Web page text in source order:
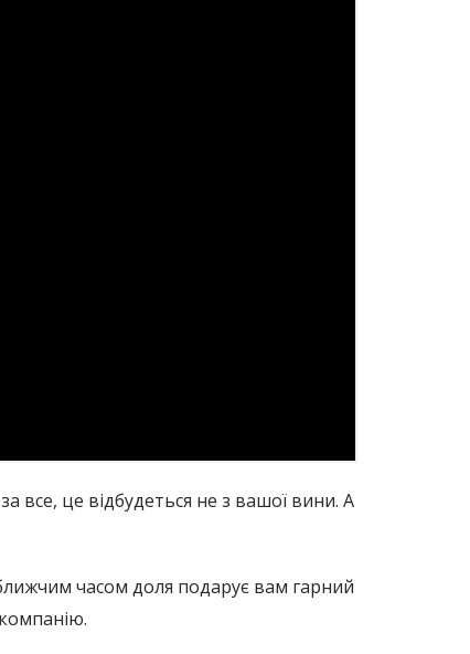
це відбудеться не з вашої вини. А
часом доля подарує вам гарний